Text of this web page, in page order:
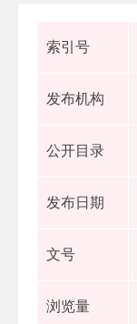
索引号
发布机构
公开目录
发布日期
文号
浏览量